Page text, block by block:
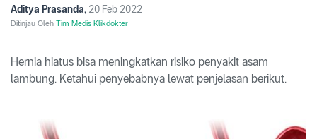
Aditya Prasanda, 20 Feb 2022
Ditinjau Oleh Tim Medis Klikdokter
Hernia hiatus bisa meningkatkan risiko penyakit asam
lambung. Ketahui penyebabnya lewat penjelasan berikut.